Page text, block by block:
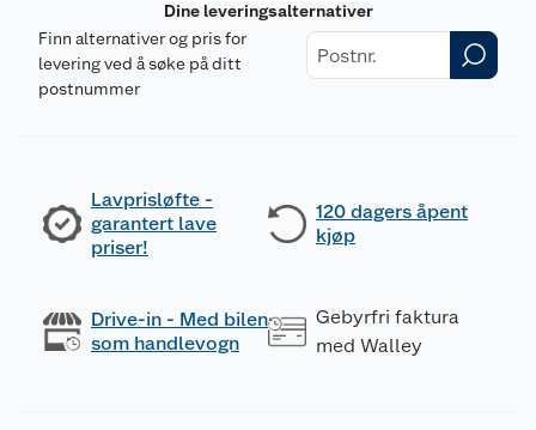
Dine leveringsalternativer
Finn alternativer og pris for
levering ved å søke på ditt
postnummer
Lavprisløfte -
garantert lave
priser!
120 dagers åpent
kjøp
Drive-in - Med bilen
som handlevogn
Gebyrfri faktura
med Walley